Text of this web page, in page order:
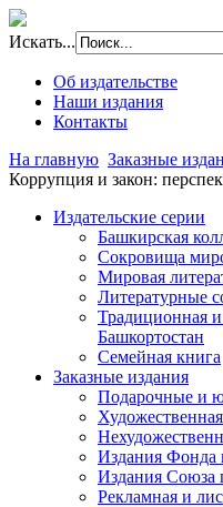
Искать...
Об издательстве
Наши издания
Контакты
На главную Заказные
Коррупция и закон:
Издательские серии
Башкирская
Сокровища
Мировая
Литературные
Традиционная и
Башкортостан
Семейная книга
Заказные издания
Подарочные и
Издания Фонда
Издания Союза
Рекламная и